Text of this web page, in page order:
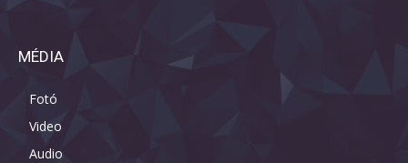
MÉDIA
Fotó
Video
Audio